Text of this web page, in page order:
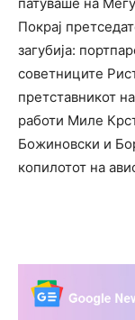
Покрај
загубија:
советниците
претставникот
работи Миле
Божиновски и
копилотот на